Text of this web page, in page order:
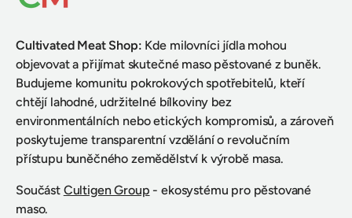
Cultivated Meat Shop: Kde milovníci jídla mohou
objevovat a přijímat skutečné maso pěstované z buněk.
Budujeme komunitu pokrokových spotřebitelů, kteří
chtějí lahodné, udržitelné bílkoviny bez
environmentálních nebo etických kompromisů, a zároveň
poskytujeme transparentní vzdělání o revolučním
přístupu buněčného zemědělství k výrobě masa.
Součást Cultigen Group - ekosystému pro pěstované
maso.